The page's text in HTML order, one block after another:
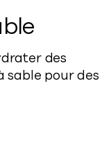
des
sable pour des